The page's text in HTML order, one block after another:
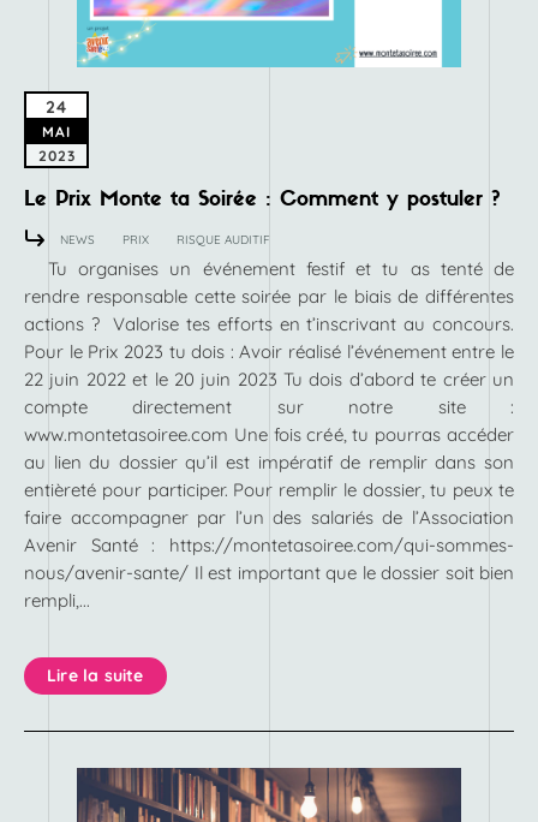
24
MAI
2023
Le Prix Monte ta Soirée : Comment y postuler ?
NEWS PRIX RISQUE AUDITIF
Tu organises un événement festif et tu as tenté de
rendre responsable cette soirée par le biais de différentes
actions ? Valorise tes efforts en t’inscrivant au concours.
Pour le Prix 2023 tu dois : Avoir réalisé l’événement entre le
22 juin 2022 et le 20 juin 2023 Tu dois d’abord te créer un
compte directement sur notre site :
www.montetasoiree.com Une fois créé, tu pourras accéder
au lien du dossier qu’il est impératif de remplir dans son
entièreté pour participer. Pour remplir le dossier, tu peux te
faire accompagner par l’un des salariés de l’Association
Avenir Santé : https://montetasoiree.com/qui-sommes-
nous/avenir-sante/ Il est important que le dossier soit bien
rempli,...
Lire la suite